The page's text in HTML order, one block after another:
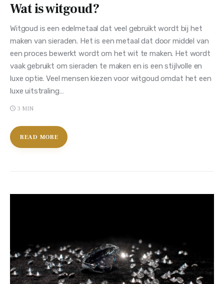
Wat is witgoud?
Witgoud is een edelmetaal dat veel gebruikt wordt bij het
maken van sieraden. Het is een metaal dat door middel van
een proces bewerkt wordt om het wit te maken. Het wordt
vaak gebruikt om sieraden te maken en is een stijlvolle en
luxe optie. Veel mensen kiezen voor witgoud omdat het een
luxe uitstraling…
3 MIN
READ MORE